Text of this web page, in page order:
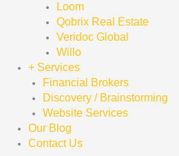
Loom
Qobrix Real Estate
Veridoc Global
Willo
+ Services
Financial Brokers
Discovery / Brainstorming
Website Services
Our Blog
Contact Us